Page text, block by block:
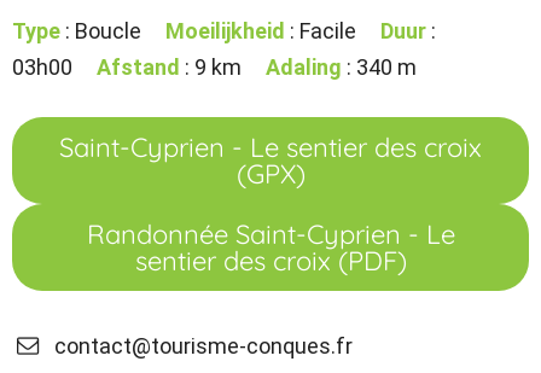
Type : Boucle Moeilijkheid : Facile Duur :
03h00
Afstand : 9 km Adaling : 340 m
Saint-Cyprien - Le sentier des croix
(GPX)
Randonnée Saint-Cyprien - Le
sentier des croix (PDF)
contact@tourisme-conques.fr